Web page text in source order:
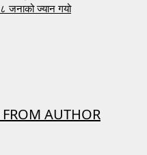
जनाको ज्यान गयो
FROM AUTHOR